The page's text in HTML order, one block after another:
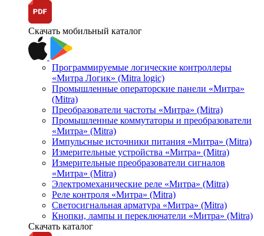
Скачать мобильный каталог
Программируемые логические контроллеры
«Митра Логик» (Mitra logic)
Промышленные операторские панели «Митра»
(Mitra)
Преобразователи частоты «Митра» (Mitra)
Промышленные коммутаторы и преобразователи
«Митра» (Mitra)
Импульсные источники питания «Митра» (Mitra)
Измерительные устройства «Митра» (Mitra)
Измерительные преобразователи сигналов
«Митра» (Mitra)
Электромеханические реле «Митра» (Mitra)
Реле контроля «Митра» (Mitra)
Светосигнальная арматура «Митра» (Mitra)
Кнопки, лампы и переключатели «Митра» (Mitra)
Скачать каталог